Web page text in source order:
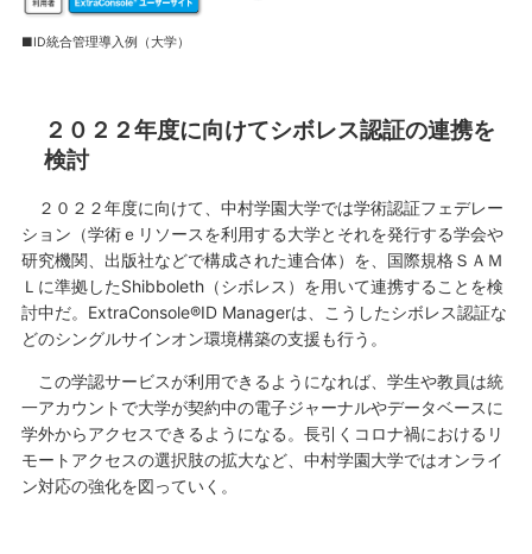
■ID統合管理導入例（大学）
２０２２年度に向けてシボレス認証の連携を
検討
２０２２年度に向けて、中村学園大学では学術認証フェデレー
ション（学術ｅリソースを利用する大学とそれを発行する学会や
研究機関、出版社などで構成された連合体）を、国際規格ＳＡＭ
Ｌに準拠したShibboleth（シボレス）を用いて連携することを検
討中だ。ExtraConsole®ID Managerは、こうしたシボレス認証な
どのシングルサインオン環境構築の支援も行う。
この学認サービスが利用できるようになれば、学生や教員は統
一アカウントで大学が契約中の電子ジャーナルやデータベースに
学外からアクセスできるようになる。長引くコロナ禍におけるリ
モートアクセスの選択肢の拡大など、中村学園大学ではオンライ
ン対応の強化を図っていく。